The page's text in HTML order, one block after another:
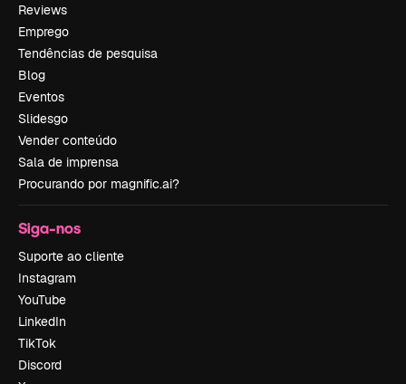
Reviews
Emprego
Tendências de pesquisa
Blog
Eventos
Slidesgo
Vender conteúdo
Sala de imprensa
Procurando por magnific.ai?
Siga-nos
Suporte ao cliente
Instagram
YouTube
LinkedIn
TikTok
Discord